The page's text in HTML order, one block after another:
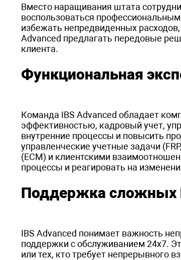
Вместо наращивания штата
воспользоваться
избежать непредвиденных
Advanced предлагать передовые
клиента.
Функциональная
Команда IBS Advanced обладает
эффективностью, кадровый учет,
внутренние процессы и повысить
управленческие учетные задачи
(ECM) и клиентскими
процессы и реагировать на
Поддержка сложных
IBS Advanced понимает важность
поддержки с обслуживанием 24х7.
или тех, кто требует непрерывного